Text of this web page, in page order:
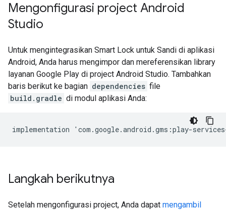
Mengonfigurasi project Android
Studio
Untuk mengintegrasikan Smart Lock untuk Sandi di aplikasi
Android, Anda harus mengimpor dan mereferensikan library
layanan Google Play di project Android Studio. Tambahkan
baris berikut ke bagian dependencies file
build.gradle di modul aplikasi Anda:
implementation ' com .google.android .gms :play-services
Langkah berikutnya
Setelah mengonfigurasi project, Anda dapat mengambil